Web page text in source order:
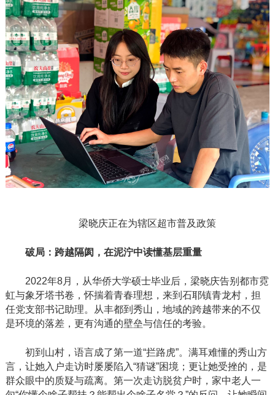
梁晓庆正在为辖区超市普及政策
破局：跨越隔阂，在泥泞中读懂基层重量
2022年8月，从华侨大学硕士毕业后，梁晓庆告别都市霓
虹与象牙塔书卷，怀揣着青春理想，来到石耶镇青龙村，担
任党支部书记助理。从丰都到秀山，地域的跨越带来的不仅
是环境的落差，更有沟通的壁垒与信任的考验。
初到山村，语言成了第一道“拦路虎”。满耳难懂的秀山方
言，让她入户走访时屡屡陷入“猜谜”困境；更让她受挫的，是
群众眼中的质疑与疏离。第一次走访脱贫户时，家中老人一